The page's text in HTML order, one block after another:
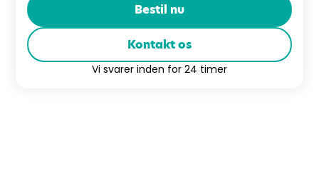
Bestil nu
Kontakt os
Vi svarer inden for 24 timer